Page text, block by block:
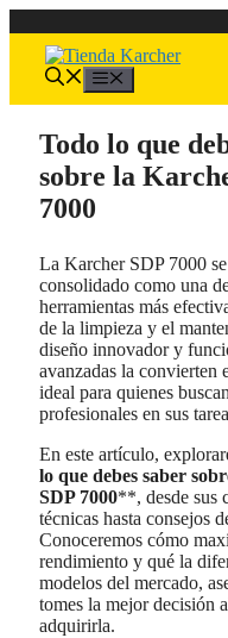
al
contenido
Todo lo que
sobre la
7000
La Karcher SDP 7000
consolidado como una
herramientas más
de la limpieza y el
diseño innovador y
avanzadas la convierten
ideal para quienes
profesionales en sus
En este artículo,
lo que debes saber
SDP 7000**, desde sus
técnicas hasta consejos
Conoceremos cómo
rendimiento y qué la
modelos del mercado,
tomes la mejor decisión
adquirirla.